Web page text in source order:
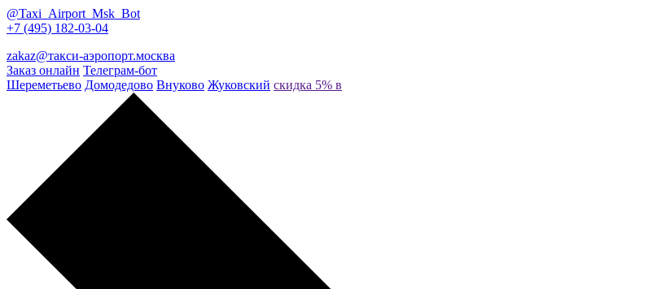
@Taxi_Airport_Msk_Bot
+7 (495) 182-03-04
zakaz@такси-аэропорт.москва
Заказ онлайн Телеграм-бот
Шереметьево Домодедово Внуково Жуковский скидка 5% в